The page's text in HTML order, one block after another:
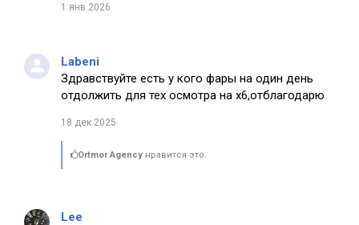
1 янв 2026
Labeni
Здравствуйте есть у кого фары на один день
отдолжить для тех осмотра на х6,отблагодарю
18 дек 2025
Ortmor Agency нравится это.
Lee